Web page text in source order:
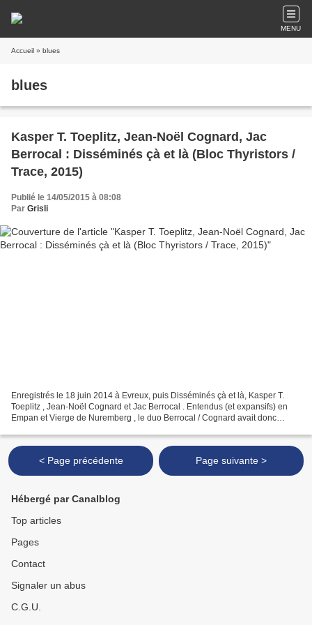
MENU
Accueil » blues
blues
Kasper T. Toeplitz, Jean-Noël Cognard, Jac
Berrocal : Disséminés çà et là (Bloc Thyristors /
Trace, 2015)
Publié le 14/05/2015 à 08:08
Par Grisli
Enregistrés le 18 juin 2014 à Evreux, puis Disséminés çà et là, Kasper T.
Toeplitz , Jean-Noël Cognard et Jac Berrocal . Entendus (et expansifs) en
Empan et Vierge de Nuremberg , le duo Berrocal / Cognard avait donc
< Page précédente Page suivante >
Hébergé par Canalblog
Top articles
Pages
Contact
Signaler un abus
C.G.U.